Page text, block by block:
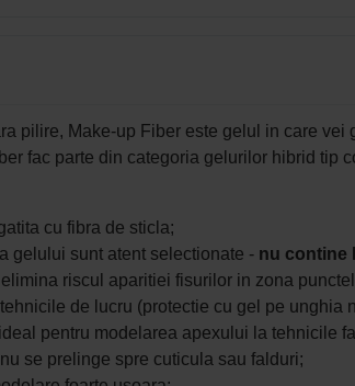
pilire, Make-up Fiber este gelul in care
fac parte din categoria gelurilor hibrid tip
cu fibra de sticla;
gelului sunt atent selectionate - nu contine
riscul aparitiei fisurilor in zona
de lucru (protectie cu gel pe
pentru modelarea apexului la tehnicile
se prelinge spre cuticula sau falduri;